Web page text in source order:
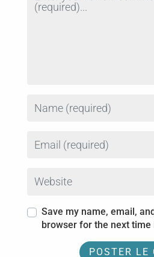
Save my name, email,
browser for the next time